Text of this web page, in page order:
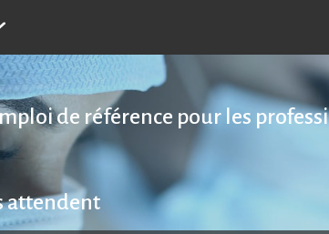
de référence pour les
attendent